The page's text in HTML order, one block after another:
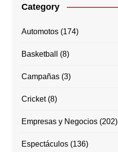
Category
Automotos(174)
Basketball (8)
Campañas(3)
Cricket(8)
Empresas y Negocios(202)
Espectáculos(136)